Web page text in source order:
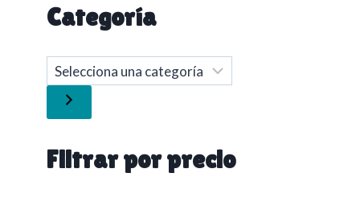
Categoría
Selecciona
una
categoría
Filtrar por precio